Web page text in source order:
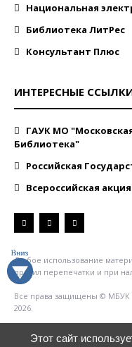
Национальная
Библиотека ЛитРес
Консультант Плюс
ИНТЕРЕСНЫЕ
ГАУК МО
Библиотека"
Российская
Всероссийская
Любое использование
правил перепечатки и при
Все права защищены © МБУК
2026.
Этот сайт